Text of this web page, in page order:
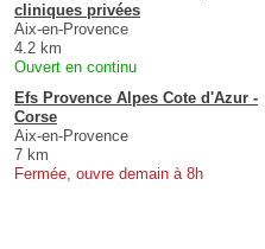
cliniques privées
Aix-en-Provence
4.2 km
Ouvert en continu
Efs Provence Alpes Cote d'Azur -
Corse
Aix-en-Provence
7 km
Fermée, ouvre demain à 8h